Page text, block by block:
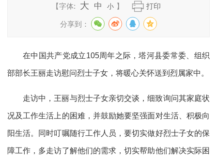
【字体:
大 中 小 】 打印
分享到：
在中国共产党成立105周年之际，塔河县委常委、组织
部部长王丽走访慰问烈士子女，将暖心关怀送到烈属家中。
走访中，王丽与烈士子女亲切交谈，细致询问其家庭状
况及工作生活上的困难，并鼓励她要坚强面对生活、积极向
阳生活。同时叮嘱随行工作人员，要切实做好烈士子女的保
障工作，多走访了解他们的需求，切实帮助他们解决实际困